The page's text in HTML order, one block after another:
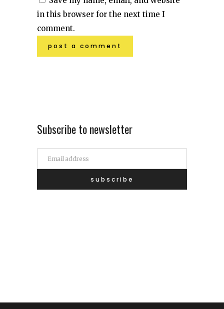
in this browser for the next time I
comment.
Subscribe to newsletter